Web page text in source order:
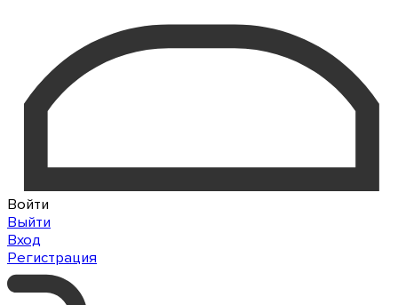
Войти
Выйти
Вход
Регистрация